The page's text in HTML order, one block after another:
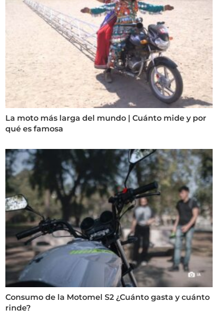
La moto más larga del mundo | Cuánto mide y por
qué es famosa
Consumo de la Motomel S2 ¿Cuánto gasta y cuánto
rinde?